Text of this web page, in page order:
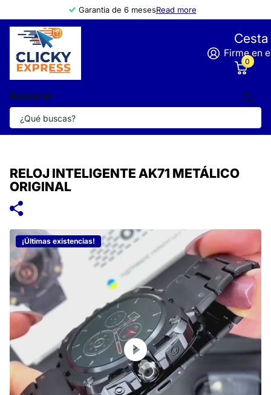
Garantia de 6 mesesRead more
Busca en
Firme en
Cesta
0
RELOJ INTELIGENTE AK71 METÁLICO
ORIGINAL
¡Últimas existencias!